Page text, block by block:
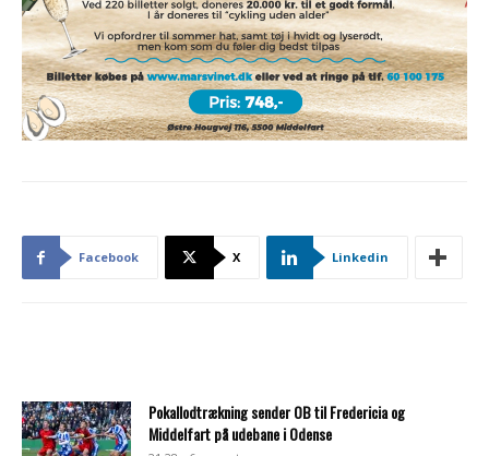
Facebook X Linkedin
Pokallodtrækning sender OB til Fredericia og
Middelfart på udebane i Odense